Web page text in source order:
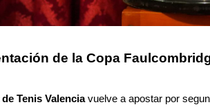
de la Copa
Tenis Valenciavuelve a apostar por